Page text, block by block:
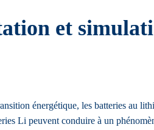
et
énergétique, les batteries au
Li peuvent conduire à un